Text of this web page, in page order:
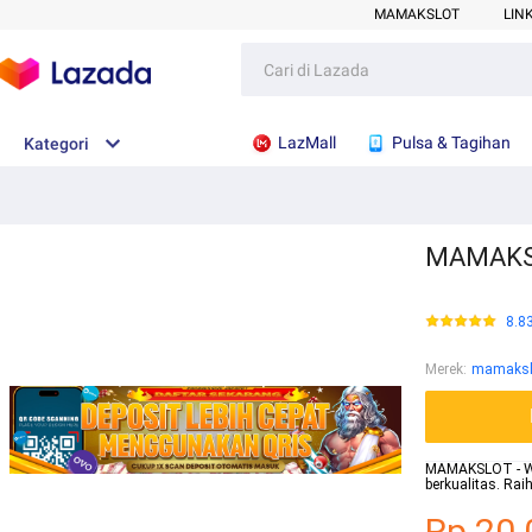
MAMAKSLOT
Kategori LazMall Pulsa & Tagihan
Merek:
MAMAKSLOT -
berkualitas.